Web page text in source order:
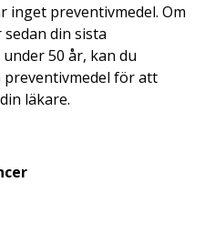
inget preventivmedel. Om
din sista
50 år, kan du
för att
läkare.